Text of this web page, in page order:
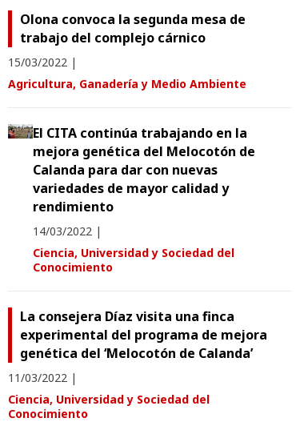
Olona convoca la segunda mesa de
trabajo del complejo cárnico
15/03/2022 |
Agricultura, Ganadería y Medio Ambiente
El CITA continúa trabajando en la
mejora genética del Melocotón de
Calanda para dar con nuevas
variedades de mayor calidad y
rendimiento
14/03/2022 |
Ciencia, Universidad y Sociedad del
Conocimiento
La consejera Díaz visita una finca
experimental del programa de mejora
genética del ‘Melocotón de Calanda’
11/03/2022 |
Ciencia, Universidad y Sociedad del
Conocimiento